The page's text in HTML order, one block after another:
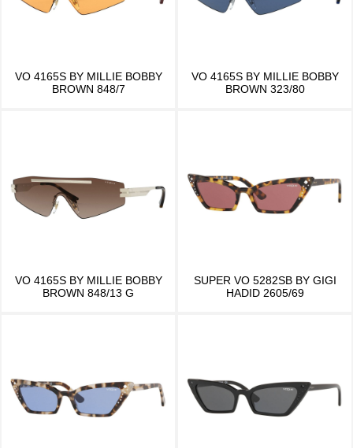
VO 4165S BY MILLIE BOBBY
BROWN 848/7
VO 4165S BY MILLIE BOBBY
BROWN 323/80
VO 4165S BY MILLIE BOBBY
BROWN 848/13 G
SUPER VO 5282SB BY GIGI
HADID 2605/69